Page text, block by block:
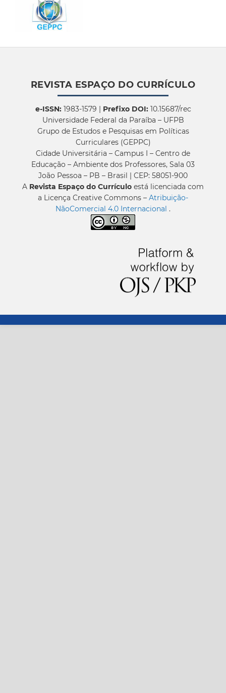
REVISTA ESPAÇO DO CURRÍCULO
e-ISSN:1983-1579 | Prefixo DOI:10.15687/rec
Universidade Federal da Paraíba – UFPB
Grupo de Estudos e Pesquisas em Políticas
Curriculares (GEPPC)
Cidade Universitária – Campus I – Centro de
Educação – Ambiente dos Professores, Sala 03
João Pessoa – PB – Brasil | CEP: 58051-900
A Revista Espaço do Currículo está licenciada com
a Licença Creative Commons – Atribuição-
NãoComercial 4.0 Internacional .